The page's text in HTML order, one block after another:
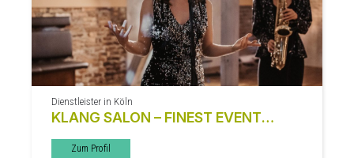
Dienstleister in Köln
KLANG SALON – FINEST EVENT
Zum Profil